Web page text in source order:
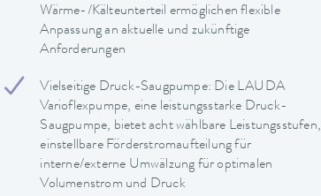
Wärme-/Kälteunterteil ermöglichen flexible
Anpassung an aktuelle und zukünftige
Anforderungen
Vielseitige Druck-Saugpumpe: Die LAUDA
Varioflexpumpe, eine leistungsstarke Druck-
Saugpumpe, bietet acht wählbare Leistungsstufen,
einstellbare Förderstromaufteilung für
interne/externe Umwälzung für optimalen
Volumenstrom und Druck